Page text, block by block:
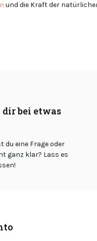
und die Kraft der
bei etwas
du eine Frage oder
ganz klar? Lass es